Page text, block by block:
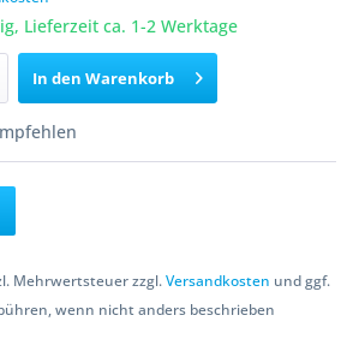
Lieferzeit ca. 1-2 Werktage
In den Warenkorb
Mehrwertsteuer zzgl.Versandkosten und ggf.
wenn nicht anders beschrieben